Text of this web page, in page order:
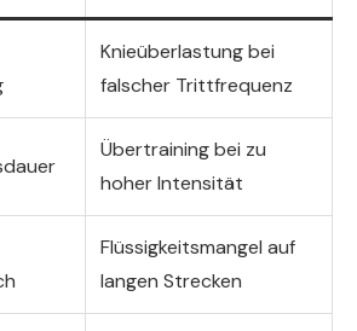
Knieüberlastung bei
falscher Trittfrequenz
Übertraining bei zu
hoher Intensität
Flüssigkeitsmangel auf
langen Strecken